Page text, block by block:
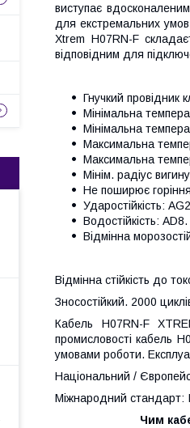
виступає
для екстремальних
Xtrem H07RN-F
відповідним для
Гнучкий провідник
Мінімальна
Мінімальна
Максимальна
Максимальна
Мінім. радіус
Не поширює
Ударостійкість:
Водостійкість:
Відмінна
Відмінна стійкість до
Зносостійкий. 2000
Кабель H07RN-F
промисловості кабель
умовами роботи.
Національний /
Міжнародний стандарт:
Чим